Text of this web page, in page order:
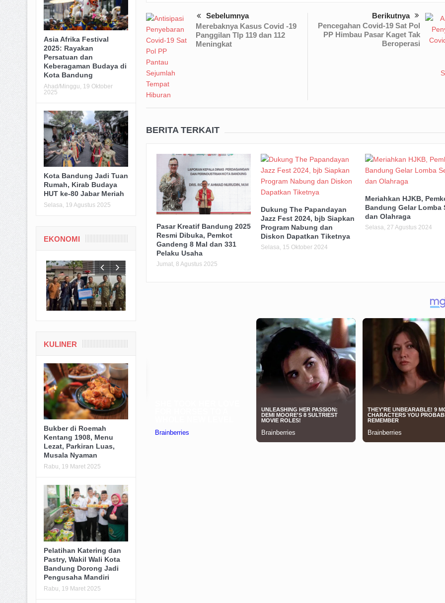
Sebelumnya
Merebaknya Kasus Covid -19
Panggilan Tlp 119 dan 112
Meningkat
Berikutnya
Pencegahan Covid-19 Sat Pol
PP Himbau Pasar Kaget Tak
Beroperasi
BERITA TERKAIT
Pasar Kreatif Bandung 2025
Resmi Dibuka, Pemkot
Gandeng 8 Mal dan 331
Pelaku Usaha
Jumat, 8 Agustus 2025
Dukung The Papandayan
Jazz Fest 2024, bjb Siapkan
Program Nabung dan
Diskon Dapatkan Tiketnya
Selasa, 15 Oktober 2024
Meriahkan HJKB,
Bandung Gelar Lomba
dan Olahraga
Selasa, 27 Agustus 2024
Asia Afrika Festival
2025: Rayakan
Persatuan dan
Keberagaman Budaya di
Kota Bandung
Ahad/Minggu, 19 Oktober
2025
Kota Bandung Jadi Tuan
Rumah, Kirab Budaya
HUT ke-80 Jabar Meriah
Selasa, 19 Agustus 2025
EKONOMI
KULINER
Bukber di Roemah
Kentang 1908, Menu
Lezat, Parkiran Luas,
Musala Nyaman
Rabu, 19 Maret 2025
Pelatihan Katering dan
Pastry, Wakil Wali Kota
Bandung Dorong Jadi
Pengusaha Mandiri
Rabu, 19 Maret 2025